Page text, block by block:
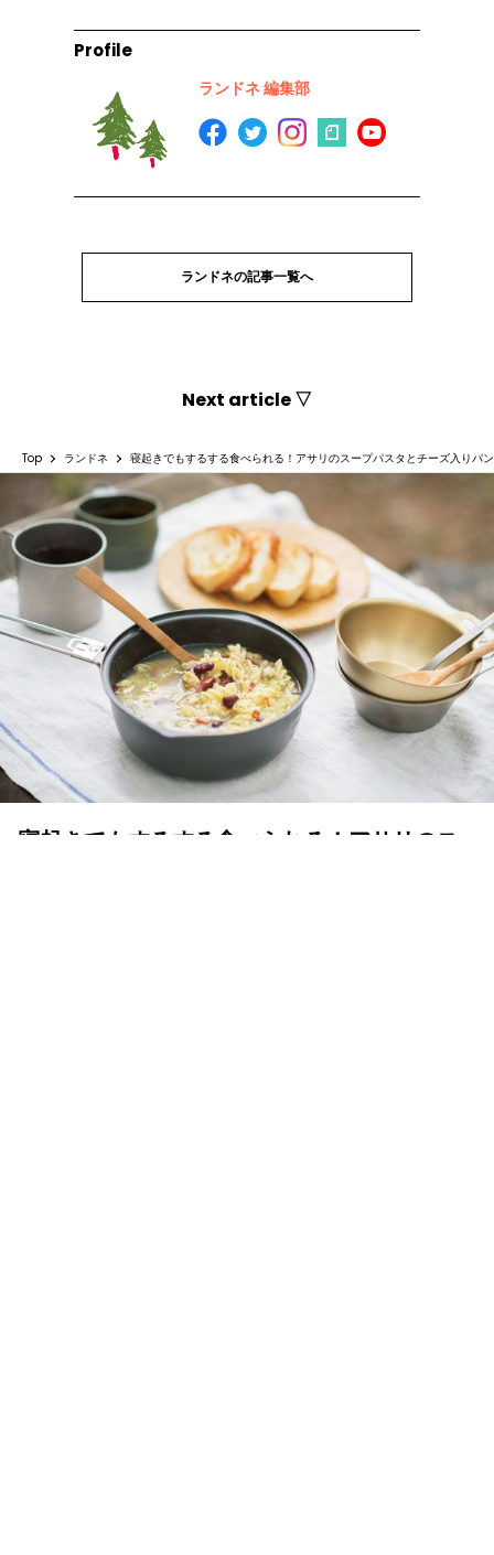
Profile
ランドネ 編集部
ランドネの記事一覧へ
Next article ▽
Top ランドネ 寝起きでもするする食べられる！アサリのスープパスタとチーズ入りパ
寝起きでもするする食べられる！アサリのス